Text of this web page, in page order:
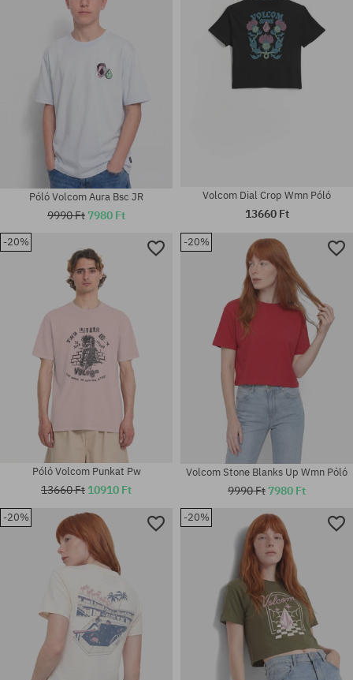
Elérhető méretek:
Elérhető méretek:
Elérhető méretek:
Póló Volcom Aura Bsc JR
9990 Ft 7980 Ft
Elérhető méretek:
Volcom Dial Crop Wmn Póló
13660 Ft
-20%
Póló Volcom Punkat Pw
13660 Ft 10910 Ft
-20%
Volcom Stone Blanks Up Wmn Póló
9990 Ft 7980 Ft
-20% -20%